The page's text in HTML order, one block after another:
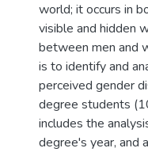
world; it occurs in
visible and hidden
between men and
is to identify and
perceived gender
degree students
includes the
degree's year, and